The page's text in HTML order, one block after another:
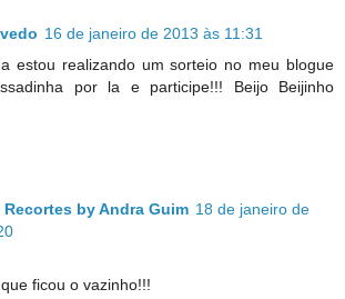
16 de janeiro de 2013 às 11:31
estou realizando um sorteio no meu blogue
por la e participe!!! Beijo Beijinho
Recortes by Andra Guim 18 de janeiro de
ficou o vazinho!!!